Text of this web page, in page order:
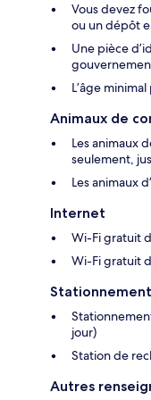
Vous devez
ou un dépôt
Une pièce
L’âge
Animaux de
Les animaux
seulement,
Les animaux
Internet
Wi-Fi gratuit
Wi-Fi gratuit
Stationnement
jour)
Station de
Autres